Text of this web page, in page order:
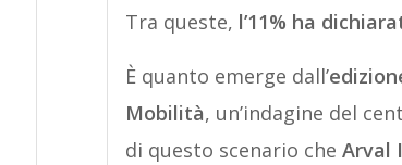
Tra queste, l’11% ha
È quanto emerge dall’
Mobilità, un’indagine del
di questo scenario che Arval